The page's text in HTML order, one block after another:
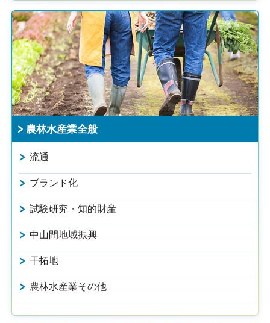
農林水産業全般
流通
ブランド化
試験研究・知的財産
中山間地域振興
干拓地
農林水産業その他